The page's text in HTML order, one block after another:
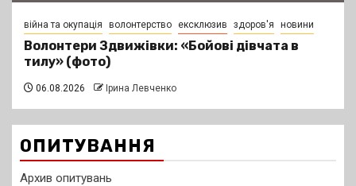
війна та окупація волонтерство ексклюзив здоров'я новини
Волонтери Здвижівки: «Бойові дівчата в
тилу» (фото)
06.08.2026 Ірина Левченко
ОПИТУВАННЯ
Архив опитувань